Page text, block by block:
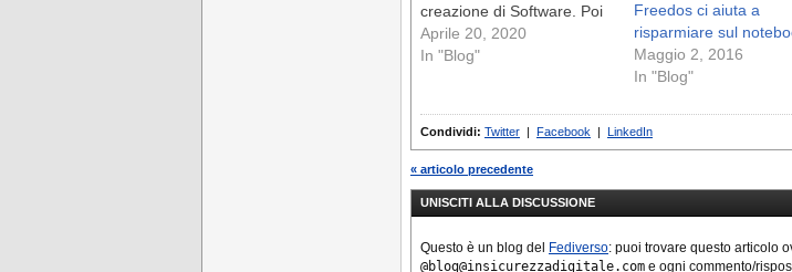
creazione di Software. Poi
con gli anni sia i siti che la
contenevano che i
loro si sono alternate in
tutti questi anni di vita della
community.Ora…
Aprile 20, 2020
In "Blog"
Freedos ci aiuta a
risparmiare sul
Maggio 2, 2016
In "Blog"
Condividi: Twitter | Facebook | LinkedIn
« articolo precedente
UNISCITI ALLA DISCUSSIONE
Questo è un blog del Fediverso: puoi trovare questo articolo
@blog@insicurezzadigitale.com e ogni commento/